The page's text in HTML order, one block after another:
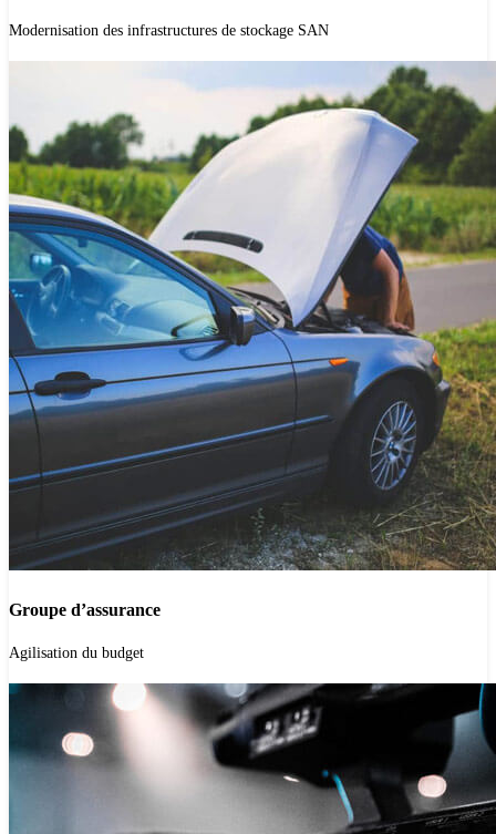
Modernisation des infrastructures de stockage SAN
'.get_the_title().'
Groupe d’assurance
Agilisation du budget